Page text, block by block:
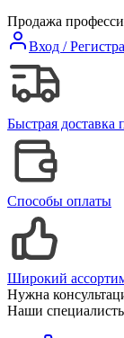
Продажа
Вход /
Быстрая доставка
Способы оплаты
Широкий
Нужна
Наши